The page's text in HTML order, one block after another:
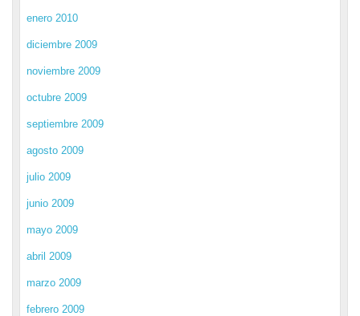
enero 2010
diciembre 2009
noviembre 2009
octubre 2009
septiembre 2009
agosto 2009
julio 2009
junio 2009
mayo 2009
abril 2009
marzo 2009
febrero 2009